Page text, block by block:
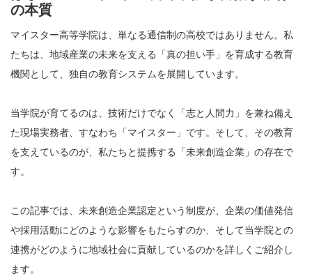
の本質
マイスター高等学院は、単なる通信制の高校ではありません。私
たちは、地域産業の未来を支える「真の担い手」を育成する教育
機関として、独自の教育システムを展開しています。
当学院が育てるのは、技術だけでなく「志と人間力」を兼ね備え
た現場実務者、すなわち「マイスター」です。そして、その教育
を支えているのが、私たちと提携する「未来創造企業」の存在で
す。
この記事では、未来創造企業認定という制度が、企業の価値発信
や採用活動にどのような影響をもたらすのか、そして当学院との
連携がどのように地域社会に貢献しているのかを詳しくご紹介し
ます。